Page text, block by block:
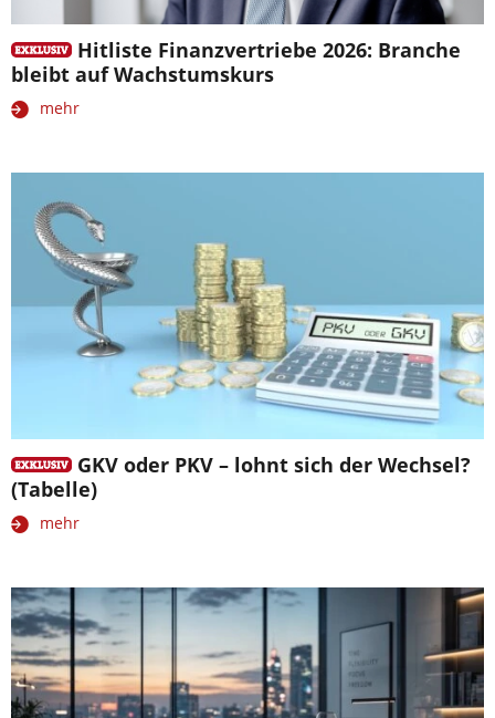
Hitliste Finanzvertriebe 2026: Branche
bleibt auf Wachstumskurs
mehr
GKV oder PKV – lohnt sich der Wechsel?
(Tabelle)
mehr